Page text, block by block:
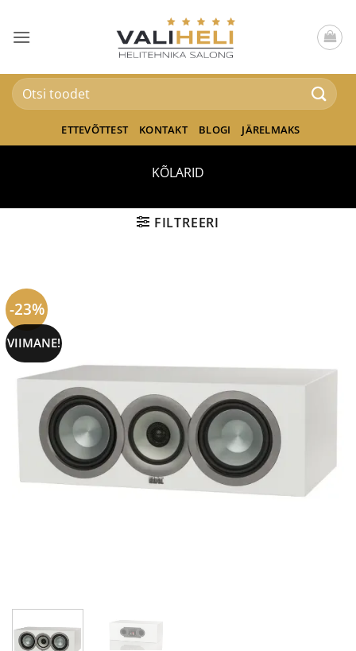
content
Otsi:
ETTEVÕTTEST KONTAKT BLOGI JÄRELMAKS
KÕLARID
FILTREERI
-23%
VIIMANE!